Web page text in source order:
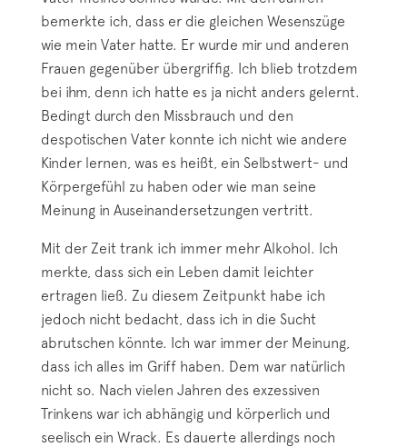
bemerkte ich, dass er die gleichen Wesenszüge
wie mein Vater hatte. Er wurde mir und anderen
Frauen gegenüber übergriffig. Ich blieb trotzdem
bei ihm, denn ich hatte es ja nicht anders gelernt.
Bedingt durch den Missbrauch und den
despotischen Vater konnte ich nicht wie andere
Kinder lernen, was es heißt, ein Selbstwert- und
Körpergefühl zu haben oder wie man seine
Meinung in Auseinandersetzungen vertritt.
Mit der Zeit trank ich immer mehr Alkohol. Ich
merkte, dass sich ein Leben damit leichter
ertragen ließ. Zu diesem Zeitpunkt habe ich
jedoch nicht bedacht, dass ich in die Sucht
abrutschen könnte. Ich war immer der Meinung,
dass ich alles im Griff haben. Dem war natürlich
nicht so. Nach vielen Jahren des exzessiven
Trinkens war ich abhängig und körperlich und
seelisch ein Wrack. Es dauerte allerdings noch